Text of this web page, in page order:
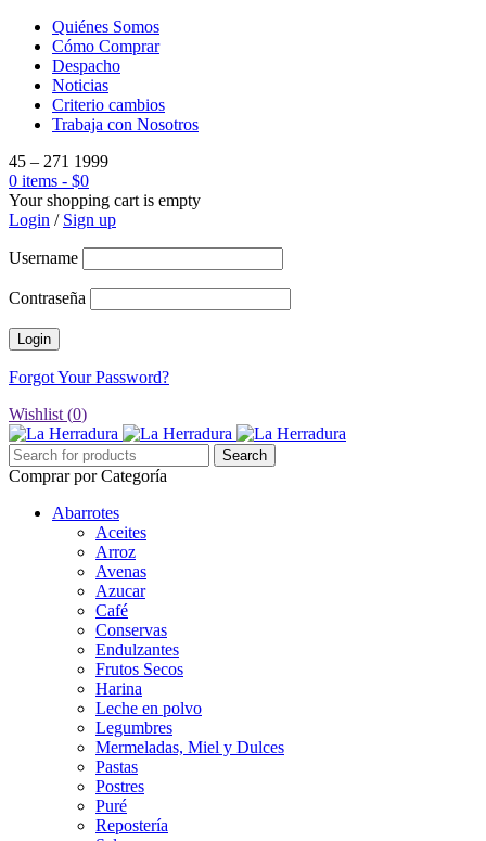
Quiénes Somos
Cómo Comprar
Despacho
Noticias
Criterio cambios
Trabaja con Nosotros
45 – 271 1999
0 items - $0
Your shopping cart is empty
Login / Sign up
Username
Contraseña
Forgot Your Password?
Wishlist (0)
Comprar por Categoría
Abarrotes
Aceites
Arroz
Avenas
Azucar
Café
Conservas
Endulzantes
Frutos Secos
Harina
Leche en polvo
Legumbres
Mermeladas, Miel y Dulces
Pastas
Postres
Puré
Repostería